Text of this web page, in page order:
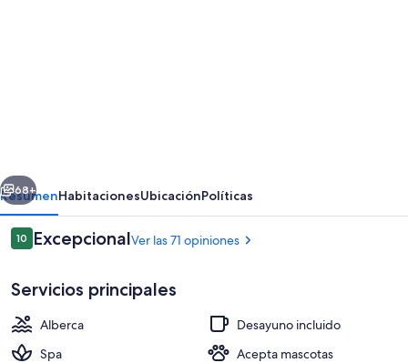
Cucina
Siguiente
68+
ResumenHabitacionesUbicaciónPolíticas
Opiniones
1010 de 10,
ExcepcionalVer las 71 opiniones
Servicios principales
Alberca
Desayuno incluido
Spa
Acepta mascotas